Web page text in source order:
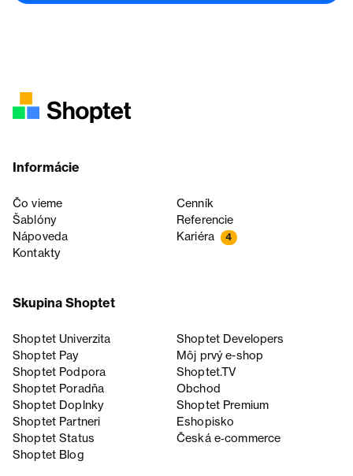
Informácie
Čo vieme
Cenník
Šablóny
Referencie
Nápoveda
Kariéra 4
Kontakty
Skupina Shoptet
Shoptet Univerzita
Shoptet Developers
Shoptet Pay
Môj prvý e-shop
Shoptet Podpora
Shoptet.TV
Shoptet Poradňa
Obchod
Shoptet Doplnky
Shoptet Premium
Shoptet Partneri
Eshopisko
Shoptet Status
Česká e‑commerce
Shoptet Blog